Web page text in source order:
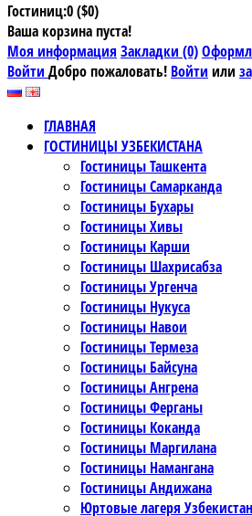
Гостиниц:0 ($0)
Ваша корзина пуста!
Моя информация Закладки (0)
Войти Добро пожаловать! Войти или
ГЛАВНАЯ
ГОСТИНИЦЫ УЗБЕКИСТАНА
Гостиницы Ташкента
Гостиницы Самарканда
Гостиницы Бухары
Гостиницы Хивы
Гостиницы Карши
Гостиницы Шахрисабза
Гостиницы Ургенча
Гостиницы Нукуса
Гостиницы Навои
Гостиницы Термеза
Гостиницы Байсуна
Гостиницы Ангрена
Гостиницы Ферганы
Гостиницы Коканда
Гостиницы Маргилана
Гостиницы Намангана
Гостиницы Андижана
Юртовые лагеря